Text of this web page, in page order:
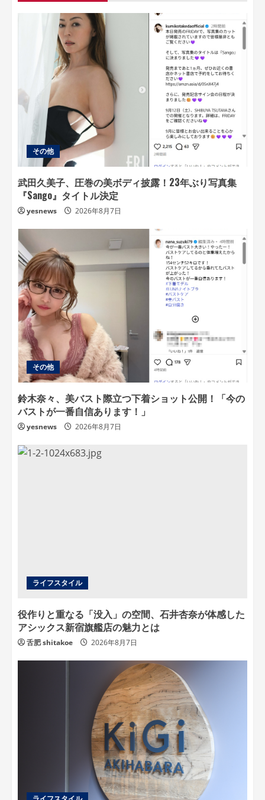
その他
武田久美子、圧巻の美ボディ披露！23年ぶり写真集
『Sango』タイトル決定
yesnews 2026年8月7日
その他
鈴木奈々、美バスト際立つ下着ショット公開！「今の
バストが一番自信あります！」
yesnews 2026年8月7日
ライフスタイル
役作りと重なる「没入」の空間、石井杏奈が体感した
アシックス新宿旗艦店の魅力とは
舌肥 shitakoe 2026年8月7日